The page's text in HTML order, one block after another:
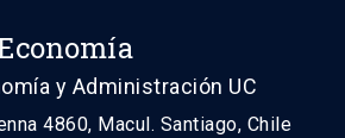
y Administración UC
4860, Macul. Santiago, Chile